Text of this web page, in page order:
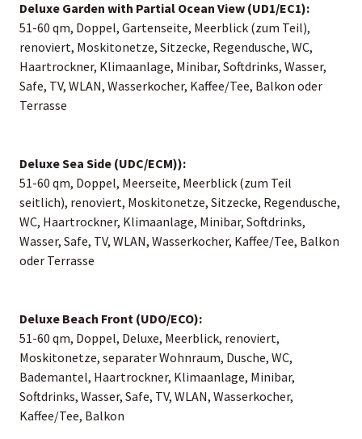
Deluxe Garden with Partial Ocean View (UD1/EC1):
51-60 qm, Doppel, Gartenseite, Meerblick (zum Teil),
renoviert, Moskitonetze, Sitzecke, Regendusche, WC,
Haartrockner, Klimaanlage, Minibar, Softdrinks, Wasser,
Safe, TV, WLAN, Wasserkocher, Kaffee/Tee, Balkon oder
Terrasse
Deluxe Sea Side (UDC/ECM)):
51-60 qm, Doppel, Meerseite, Meerblick (zum Teil
seitlich), renoviert, Moskitonetze, Sitzecke, Regendusche,
WC, Haartrockner, Klimaanlage, Minibar, Softdrinks,
Wasser, Safe, TV, WLAN, Wasserkocher, Kaffee/Tee, Balkon
oder Terrasse
Deluxe Beach Front (UDO/ECO):
51-60 qm, Doppel, Deluxe, Meerblick, renoviert,
Moskitonetze, separater Wohnraum, Dusche, WC,
Bademantel, Haartrockner, Klimaanlage, Minibar,
Softdrinks, Wasser, Safe, TV, WLAN, Wasserkocher,
Kaffee/Tee, Balkon